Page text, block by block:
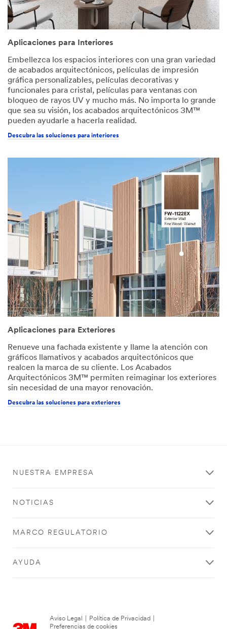
Aplicaciones para Interiores
Embellezca los espacios interiores con una gran variedad
de acabados arquitectónicos, películas de impresión
gráfica personalizables, películas decorativas y
funcionales para cristal, películas para ventanas con
bloqueo de rayos UV y mucho más. No importa lo grande
que sea su visión, los acabados arquitectónicos 3M™
pueden ayudarle a hacerla realidad.
Descubra las soluciones para interiores
Aplicaciones para Exteriores
Renueve una fachada existente y llame la atención con
gráficos llamativos y acabados arquitectónicos que
realcen la marca de su cliente. Los Acabados
Arquitectónicos 3M™ permiten reimaginar los exteriores
sin necesidad de una mayor renovación.
Descubra las soluciones para exteriores
NUESTRA EMPRESA
NOTICIAS
MARCO REGULATORIO
AYUDA
Aviso Legal Política de Privacidad
Preferencias de cookies